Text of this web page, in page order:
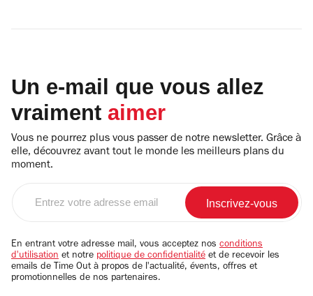
Un e-mail que vous allez
vraiment aimer
Vous ne pourrez plus vous passer de notre newsletter. Grâce à
elle, découvrez avant tout le monde les meilleurs plans du
moment.
email
En entrant votre adresse mail, vous acceptez nos conditions
d'utilisation et notre politique de confidentialité et de recevoir les
emails de Time Out à propos de l'actualité, évents, offres et
promotionnelles de nos partenaires.